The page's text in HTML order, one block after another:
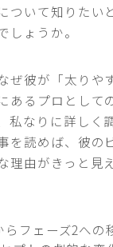
ついて知りたい
しょうか。
ぜ彼が「太りや
あるプロとして
私なりに詳しく
を読めば、彼の
理由がきっと見
らフェーズ2への